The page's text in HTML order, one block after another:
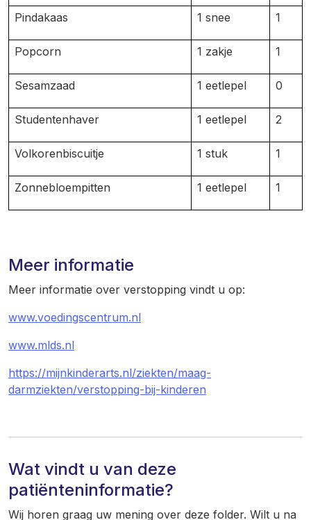
Pindakaas 1 snee 1
Popcorn 1 zakje 1
Sesamzaad 1 eetlepel 0
Studentenhaver 1 eetlepel 2
Volkorenbiscuitje 1 stuk 1
Zonnebloempitten 1 eetlepel 1
Meer informatie
Meer informatie over verstopping vindt u op:
www.voedingscentrum.nl
www.mlds.nl
https://mijnkinderarts.nl/ziekten/maag-
darmziekten/verstopping-bij-kinderen
Wat vindt u van deze
patiënteninformatie?
Wij horen graag uw mening over deze folder. Wilt u na